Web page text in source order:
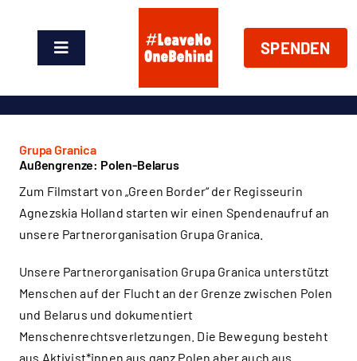
Toggle
News
Handeln
Spenden
SPENDEN
Grupa Granica
Außengrenze: Polen-Belarus
Zum Filmstart von „Green Border“ der Regisseurin
Agnezskia Holland starten wir einen Spendenaufruf an
unsere Partnerorganisation Grupa Granica.
Unsere Partnerorganisation Grupa Granica unterstützt
Menschen auf der Flucht an der Grenze zwischen Polen
und Belarus und dokumentiert
Menschenrechtsverletzungen. Die Bewegung besteht
aus Aktivist*innen aus ganz Polen aber auch aus